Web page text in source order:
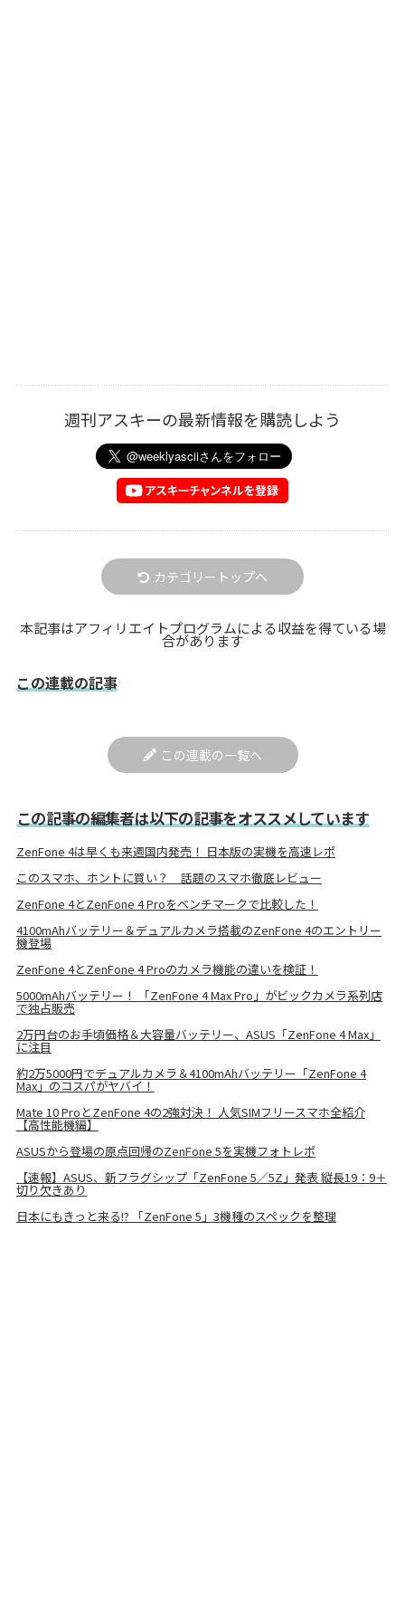
週刊アスキーの最新情報を購読しよう
カテゴリートップへ
本記事はアフィリエイトプログラムによる収益を得ている場
合があります
この連載の記事
この連載の一覧へ
この記事の編集者は以下の記事をオススメしています
ZenFone 4は早くも来週国内発売！ 日本版の実機を高速レポ
このスマホ、ホントに買い？ 話題のスマホ徹底レビュー
ZenFone 4とZenFone 4 Proをベンチマークで比較した！
4100mAhバッテリー＆デュアルカメラ搭載のZenFone 4のエントリー
機登場
ZenFone 4とZenFone 4 Proのカメラ機能の違いを検証！
5000mAhバッテリー！ 「ZenFone 4 Max Pro」がビックカメラ系列店
で独占販売
2万円台のお手頃価格＆大容量バッテリー、ASUS「ZenFone 4 Max」
に注目
約2万5000円でデュアルカメラ＆4100mAhバッテリー「ZenFone 4
Max」のコスパがヤバイ！
Mate 10 ProとZenFone 4の2強対決！ 人気SIMフリースマホ全紹介
【高性能機編】
ASUSから登場の原点回帰のZenFone 5を実機フォトレポ
【速報】ASUS、新フラグシップ「ZenFone 5／5Z」発表 縦長19：9＋
切り欠きあり
日本にもきっと来る!? 「ZenFone 5」3機種のスペックを整理